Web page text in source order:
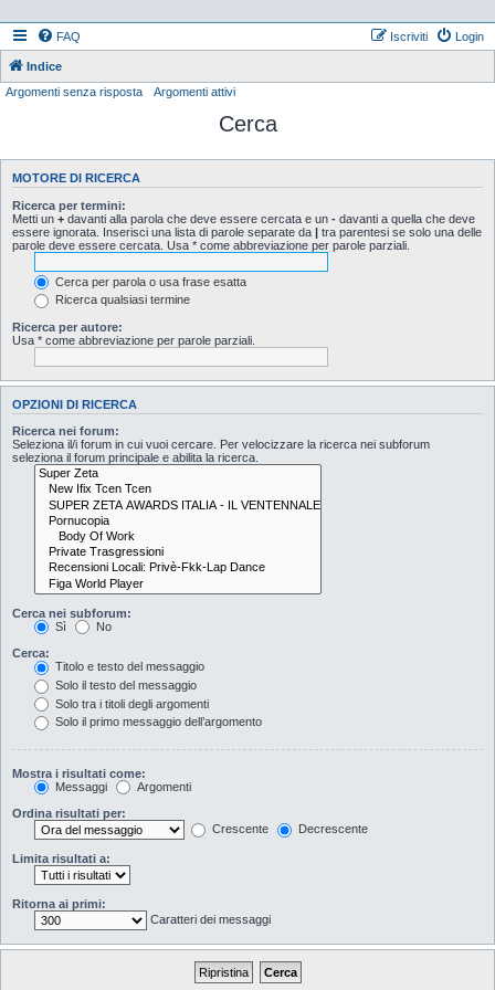
FAQ Login
Iscriviti
Indice
Argomenti senza risposta
Argomenti attivi
Cerca
MOTORE DI RICERCA
Ricerca per termini:
Metti un + davanti alla parola che deve essere cercata e un - davanti a quella che deve
essere ignorata. Inserisci una lista di parole separate da | tra parentesi se solo una delle
parole deve essere cercata. Usa * come abbreviazione per parole parziali.
Cerca per parola o usa frase esatta
Ricerca qualsiasi termine
Ricerca per autore:
Usa * come abbreviazione per parole parziali.
OPZIONI DI RICERCA
Ricerca nei forum:
Seleziona il/i forum in cui vuoi cercare. Per velocizzare la ricerca nei subforum
seleziona il forum principale e abilita la ricerca.
Cerca nei subforum:
Sì
No
Cerca:
Titolo e testo del messaggio
Solo il testo del messaggio
Solo tra i titoli degli argomenti
Solo il primo messaggio dell’argomento
Mostra i risultati come:
Messaggi
Argomenti
Ordina risultati per:
Crescente
Decrescente
Limita risultati a:
Ritorna ai primi:
Caratteri dei messaggi